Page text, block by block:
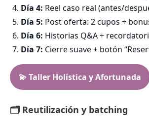
Día 4: Reel caso real (antes/
Día 5: Post oferta: 2 cupos +
Día 6: Historias Q&A +
Día 7: Cierre suave + botón
💫 Taller Holística y Afortunada
🗂️ Reutilización y batching